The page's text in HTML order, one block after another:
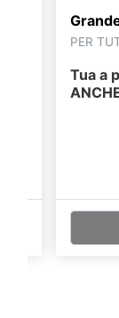
PER
Tua a